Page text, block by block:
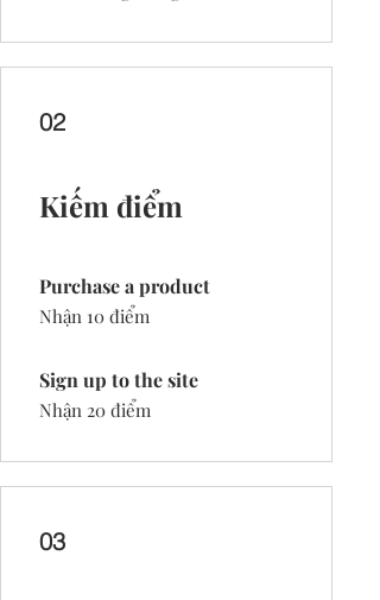
02
Kiếm điểm
Purchase a product
Nhận 10 điểm
Sign up to the site
Nhận 20 điểm
03